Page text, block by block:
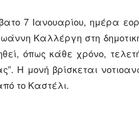
7 Ιανουαρίου, ημέρα
Καλλέργη στη
όπως κάθε χρόνο,
Η μονή βρίσκεται
το Καστέλι.